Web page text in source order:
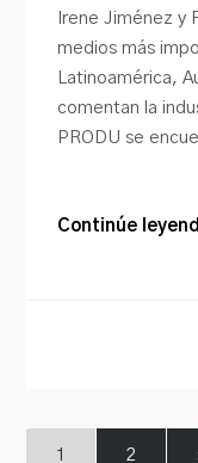
Irene Jiménez y
medios más
Latinoamérica,
comentan la
PRODU se
Continúe
1 2